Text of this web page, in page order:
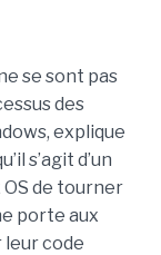
se sont pas
des
explique
s’agit d’un
de tourner
porte aux
code